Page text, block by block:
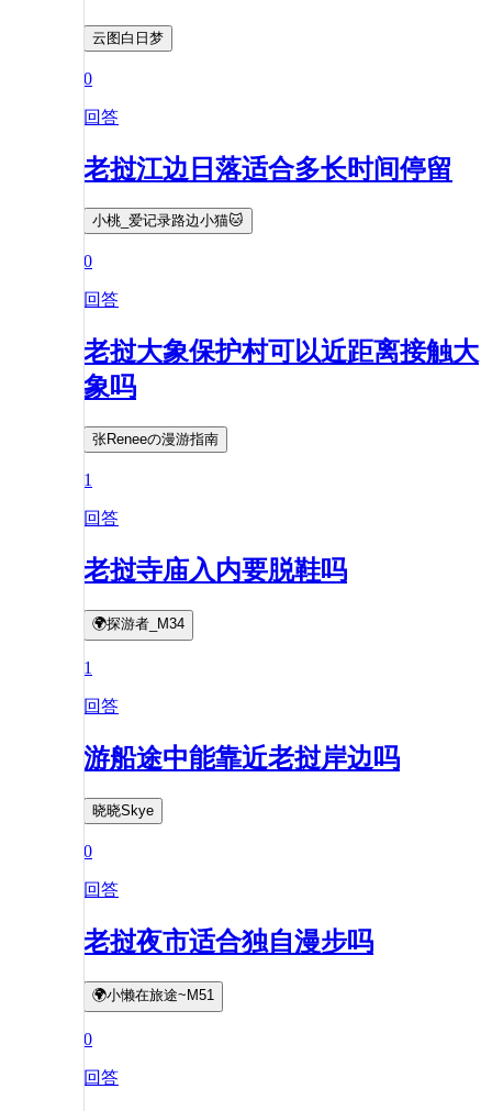
云图白日梦
0
回答
老挝江边日落适合多长时间停留
小桃_爱记录路边小猫🐱
0
回答
老挝大象保护村可以近距离接触大
象吗
张Reneeの漫游指南
1
回答
老挝寺庙入内要脱鞋吗
🌍探游者_M34
1
回答
游船途中能靠近老挝岸边吗
晓晓Skye
0
回答
老挝夜市适合独自漫步吗
🌍小懒在旅途~M51
0
回答